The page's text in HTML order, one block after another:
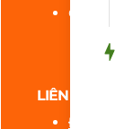
Chính
LIÊN HỆ
Địa ch